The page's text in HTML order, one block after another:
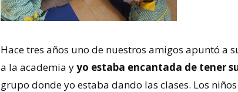
Hace tres años uno de nuestros amigos apuntó a
a la academia yyo estaba encantada de tener
grupo donde yo estaba dando las clases. Los